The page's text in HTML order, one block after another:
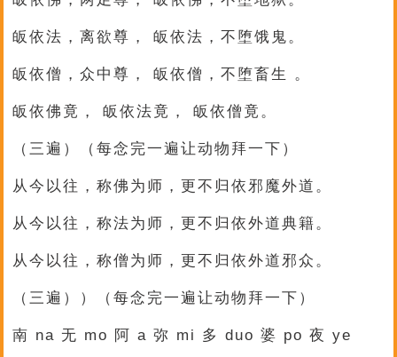
皈依法，离欲尊， 皈依法，不堕饿鬼。
皈依僧，众中尊， 皈依僧，不堕畜生 。
皈依佛竟， 皈依法竟， 皈依僧竟。
（三遍）（每念完一遍让动物拜一下）
从今以往，称佛为师，更不归依邪魔外道。
从今以往，称法为师，更不归依外道典籍。
从今以往，称僧为师，更不归依外道邪众。
（三遍））（每念完一遍让动物拜一下）
南 na 无 mo 阿 a 弥 mi 多 duo 婆 po 夜 ye